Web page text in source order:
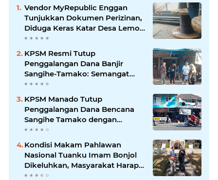
Vendor MyRepublic Enggan
Tunjukkan Dokumen Perizinan,
Diduga Keras Katar Desa Lemo
Disebut Handle Kordinasi
KPSM Resmi Tutup
Penggalangan Dana Banjir
Sangihe-Tamako: Semangat
Kebersamaan & Solidaritas
Tetap Terjaga
KPSM Manado Tutup
Penggalangan Dana Bencana
Sangihe Tamako dengan
Semangat Tinggi, Dihadiri
Banyak Seniman Ibu Kota
Kondisi Makam Pahlawan
Nasional Tuanku Imam Bonjol
Dikeluhkan, Masyarakat Harap
Pemerintah Segera Lakukan